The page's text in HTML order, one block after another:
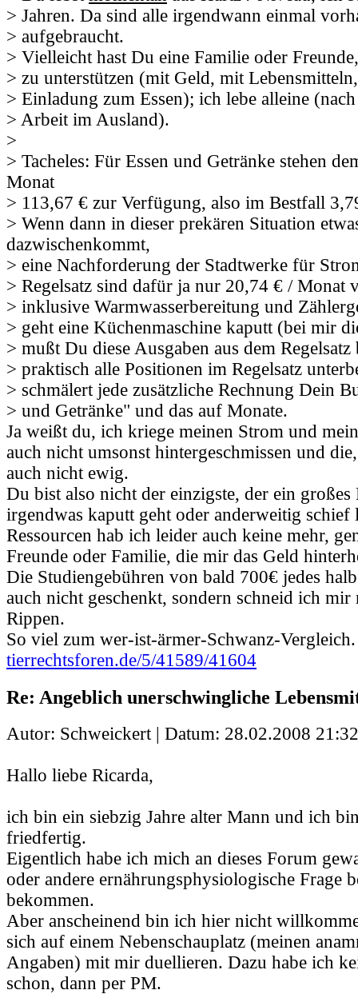
> Jahren. Da sind alle irgendwann einmal
> aufgebraucht.
> Vielleicht hast Du eine Familie oder
> zu unterstützen (mit Geld, mit
> Einladung zum Essen); ich lebe alleine
> Arbeit im Ausland).
>
> Tacheles: Für Essen und Getränke stehen
Monat
> 113,67 € zur Verfügung, also im Bestfall
> Wenn dann in dieser prekären Situation
dazwischenkommt,
> eine Nachforderung der Stadtwerke für
> Regelsatz sind dafür ja nur 20,74 € / Monat
> inklusive Warmwasserbereitung und
> geht eine Küchenmaschine kaputt (bei mir
> mußt Du diese Ausgaben aus dem Regelsatz
> praktisch alle Positionen im Regelsatz
> schmälert jede zusätzliche Rechnung Dein
> und Getränke" und das auf Monate.
Ja weißt du, ich kriege meinen Strom und
auch nicht umsonst hintergeschmissen und
auch nicht ewig.
Du bist also nicht der einzigste, der ein
irgendwas kaputt geht oder anderweitig schief
Ressourcen hab ich leider auch keine mehr,
Freunde oder Familie, die mir das Geld
Die Studiengebühren von bald 700€ jedes
auch nicht geschenkt, sondern schneid ich mir
Rippen.
So viel zum wer-ist-ärmer-Schwanz-Vergleich.
tierrechtsforen.de/5/41589/41604
Re: Angeblich unerschwingliche
Autor: Schweickert | Datum: 28.02.2008
Hallo liebe Ricarda,
ich bin ein siebzig Jahre alter Mann und ich
friedfertig.
Eigentlich habe ich mich an dieses Forum
oder andere ernährungsphysiologische Frage
bekommen.
Aber anscheinend bin ich hier nicht
sich auf einem Nebenschauplatz (meinen
Angaben) mit mir duellieren. Dazu habe ich
schon, dann per PM.